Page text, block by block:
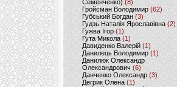
Семенченко)(8)
Гройсман Володимир(62)
Губський Богдан (3)
Гудзь Наталія Ярославівна(2)
Гужва Ігор (1)
Гута Микола (1)
Давиденко Валерій (1)
Данилець Володимир(1)
Данилюк Олександр
Олександрович (6)
Данченко Олександр (3)
Дегрик Олена(1)